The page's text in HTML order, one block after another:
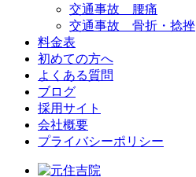
交通事故 腰痛
交通事故 骨折・捻挫
料金表
初めての方へ
よくある質問
ブログ
採用サイト
会社概要
プライバシーポリシー